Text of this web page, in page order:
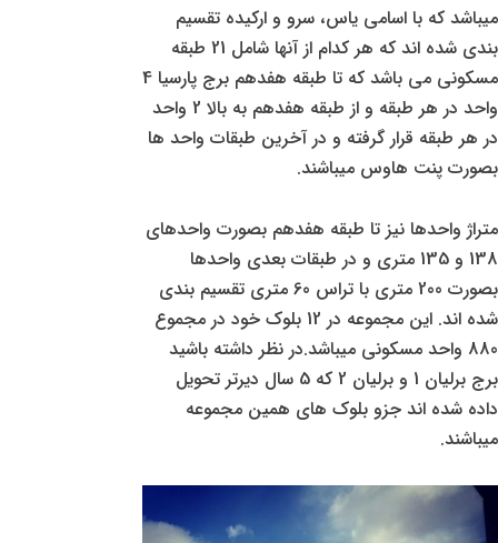
میباشد که با اسامی یاس، سرو و ارکیده تقسیم
بندی شده اند که هر کدام از آنها شامل 21 طبقه
مسکونی می باشد که تا طبقه هفدهم برج پارسیا 4
واحد در هر طبقه و از طبقه هفدهم به بالا 2 واحد
در هر طبقه قرار گرفته و در آخرین طبقات واحد ها
بصورت پنت هاوس میباشند.
متراژ واحدها نیز تا طبقه هفدهم بصورت واحدهای
138 و 135 متری و در طبقات بعدی واحدها
بصورت 200 متری با تراس 60 متری تقسیم بندی
شده اند. این مجموعه در 12 بلوک خود در مجموع
880 واحد مسکونی میباشد.در نظر داشته باشید
برج برلیان 1 و برلیان 2 که 5 سال دیرتر تحویل
داده شده اند جزو بلوک های همین مجموعه
میباشند.